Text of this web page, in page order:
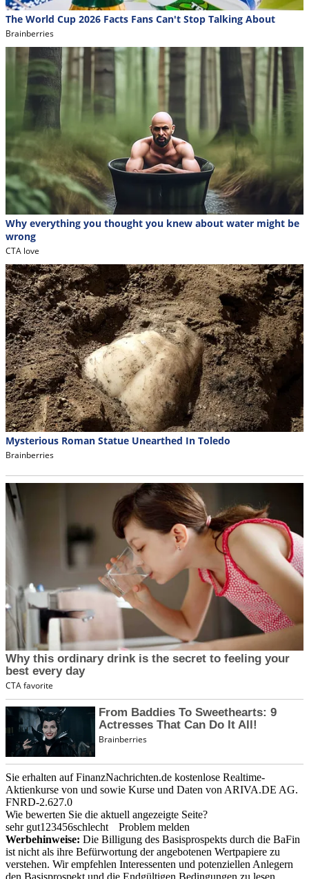
Sie erhalten auf FinanzNachrichten.de kostenlose Realtime-
Aktienkurse von und sowie Kurse und Daten von ARIVA.DE AG.
FNRD-2.627.0
Wie bewerten Sie die aktuell angezeigte Seite?
sehr gut1 23456schlecht
Problem melden
Werbehinweise: Die Billigung des Basisprospekts durch die BaFin
ist nicht als ihre Befürwortung der angebotenen Wertpapiere zu
verstehen. Wir empfehlen Interessenten und potenziellen Anlegern